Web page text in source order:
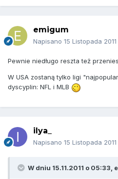
emigum
Napisano 15 Listopada 2011
Pewnie niedługo reszta też
W USA zostaną tylko ligi
dyscyplin: NFL i MLB
ilya_
Napisano 15 Listopada 2011
W dniu 15.11.2011 o 05:33,